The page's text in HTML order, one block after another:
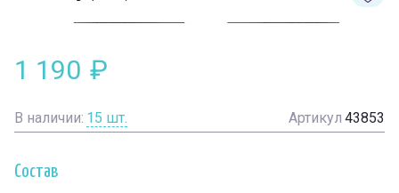
1 190 ₽
В наличии: 15 шт. Артикул 43853
Состав